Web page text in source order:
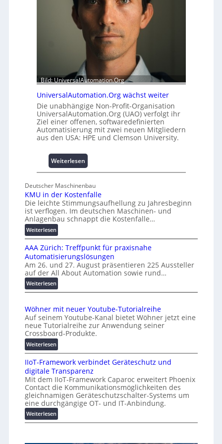
a
t
A
b
a
u
h
e
m
m
n
s
e
c
h
a
f
n
l
e
i
2
0
u
n
d
4
0
A
Bild: UniversalAutomation.Org
UniversalAutomation.Org wächst weiter
Die unabhängige Non-Profit-Organisation
UniversalAutomation.Org (UAO) verfolgt ihr
Ziel einer offenen, softwaredefinierten
Automatisierung mit zwei neuen Mitgliedern
aus den USA: HPE und Clemson University.
Weiterlesen:
U
i
v
e
r
l
A
u
t
m
t
i
o
O
r
g
w
ä
c
s
Deutscher Maschinenbau
KMU in der Kostenfalle
Die leichte Stimmungsaufhellung zu Jahresbeginn
ist verflogen. Im deutschen Maschinen- und
Anlagenbau schnappt die Kostenfalle…
Weiterlesen:
K
M
U
i
n
d
e
K
o
s
t
e
n
f
a
l
l
e
AAA Zürich: Treffpunkt für praxisnahe
Automatisierungslösungen
Am 26. und 27. August präsentieren 225 Aussteller
auf der All About Automation sowie rund…
Weiterlesen:
A
A
Z
ü
r
i
c
h
:
T
r
e
f
f
p
Wöhner mit neuer Youtube-Tutorialreihe
Auf seinem Youtube-Kanal bietet Wöhner jetzt eine
neue Tutorialreihe zur Anwendung seiner
Crossboard-Produkte.
Weiterlesen:
W
ö
h
n
e
r
m
i
t
e
IIoT-Framework verbindet Geräteschutz und
digitale Transparenz
Mit dem IIoT-Framework Caparoc erweitert Phoenix
Contact die Kommunikationsmöglichkeiten des
gleichnamigen Geräteschutzschalter-Systems um
eine durchgängige OT- und IT-Anbindung.
Weiterlesen:
I